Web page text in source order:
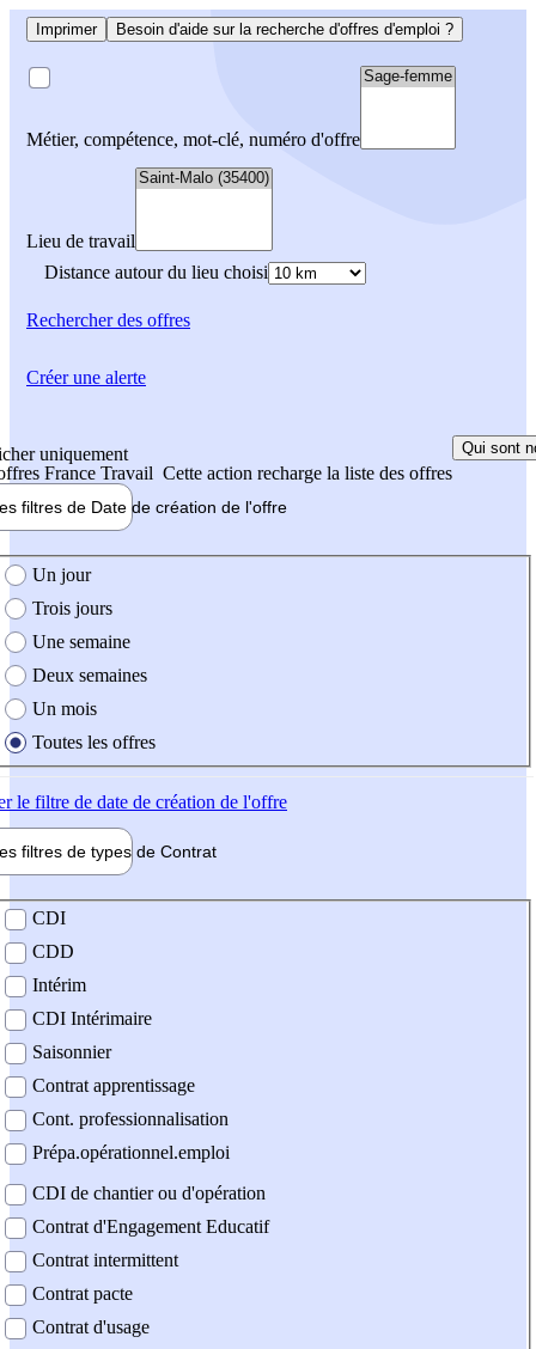
Imprimer Besoin d'aide sur la recherche d'offres d'emploi ?
Métier, compétence, mot-clé, numéro d'offre
Lieu de travail
Distance autour du lieu choisi
Rechercherdes offres
uniquement
France Travail Cette action recharge la liste des offres
Qui sont
filtres de Date de création de l'offre
création de l'offre
Un jour
Trois jours
Une semaine
Deux semaines
Un mois
Toutes les offres
le filtre de date de création de l'offre
filtres de types de Contrat
contrat
CDI
CDD
Intérim
CDI Intérimaire
Saisonnier
Contrat apprentissage
Cont. professionnalisation
Prépa.opérationnel.emploi
CDI de chantier ou d'opération
Contrat d'Engagement Educatif
Contrat intermittent
Contrat pacte
Contrat d'usage
Créer une alerte